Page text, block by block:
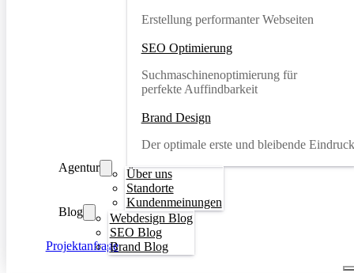
Erstellung performanter Webseiten
SEO Optimierung
Suchmaschinenoptimierung für
perfekte Auffindbarkeit
Brand Design
Der optimale erste und bleibende Eindruck
Agentur
Über uns
Standorte
Kundenmeinungen
Blog
Webdesign Blog
SEO Blog
Brand Blog
Projektanfrage